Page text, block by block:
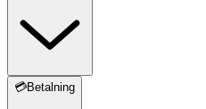
💳Betalning